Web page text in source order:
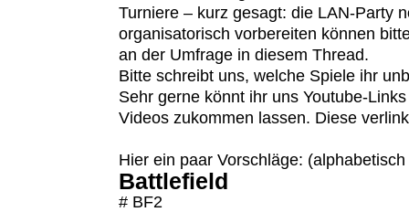
Turniere – kurz gesagt: die LAN-Party
organisatorisch vorbereiten können
an der Umfrage in diesem Thread.
Bitte schreibt uns, welche Spiele ihr
Sehr gerne könnt ihr uns Youtube-
Videos zukommen lassen. Diese
Hier ein paar Vorschläge:
Battlefield
# BF2